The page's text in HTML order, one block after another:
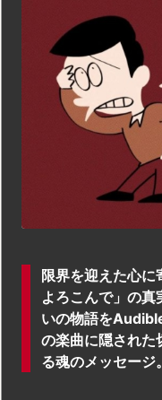
限界を迎えた心に
よろこんで」の
いの物語を
の楽曲に隠された
る魂のメッセージ。